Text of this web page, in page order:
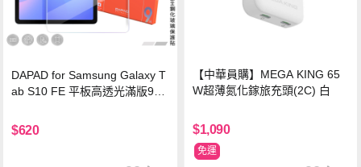
DAPAD for Samsung Galaxy T
ab S10 FE 平板高透光滿版9H
$620
【中華員購】MEGA KING 65
W超薄氮化鎵旅充頭(2C) 白
$1,090
免運